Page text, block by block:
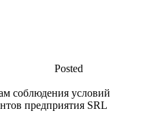
Posted